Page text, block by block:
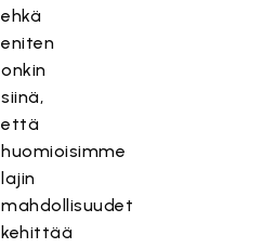
ehkä
eniten
onkin
siinä,
että
huomioisimme
lajin
mahdollisuudet
kehittää